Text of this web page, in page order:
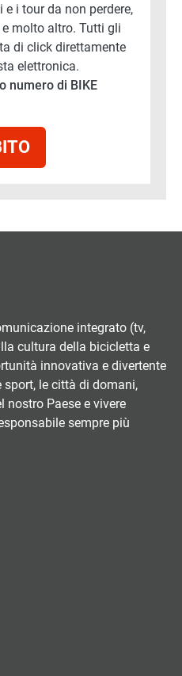
e i tour da non perdere,
molto altro. Tutti gli
di click direttamente
elettronica.
numero di BIKE
integrato (tv,
cultura della bicicletta e
innovativa e divertente
le città di domani,
nostro Paese e vivere
sempre più